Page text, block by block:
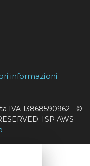
informazioni
IVA 13868590962 - ©
ISP AWS